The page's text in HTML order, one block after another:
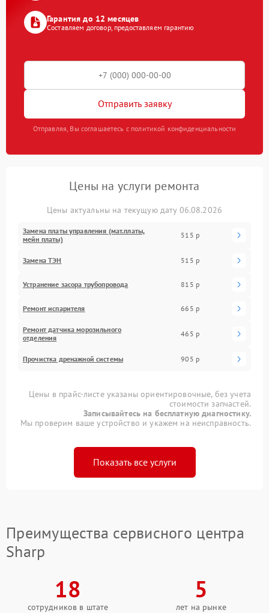
Гарантия до 12 месяцев
Составляем договор, предоставляем гарантию
Отправить заявку
Отправляя, Вы соглашаетесь с политикой конфиденциальности
Цены на услуги ремонта
Цены актуальны на текущую дату 06.08.2026
Замена платы управления (мат.платы,
мейн платы)
515 р
Замена ТЭН 515 р
Устранение засора трубопровода 815 р
Ремонт испарителя 665 р
Ремонт датчика морозильного
отделения
465 р
Прочистка дренажной системы 905 р
Цены в прайс-листе указаны ориентировочные, без учета
стоимости запчастей.
Записывайтесь на бесплатную диагностику.
Мы проверим ваше устройство и укажем на неисправность.
Показать все услуги
Преимущества сервисного центра
Sharp
18
сотрудников в штате
5
лет на рынке